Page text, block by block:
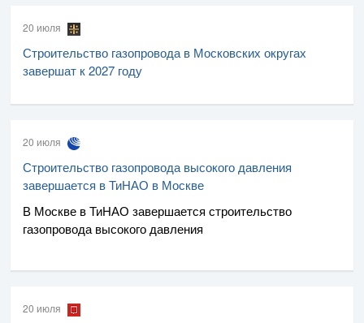
20 июля
Строительство газопровода в Московских округах
завершат к 2027 году
20 июля
Строительство газопровода высокого давления
завершается в ТиНАО в Москве
В Москве в ТиНАО завершается строительство
газопровода высокого давления
20 июля